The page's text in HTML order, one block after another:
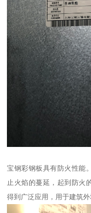
宝钢彩钢板具有防火性能
止火焰的蔓延，起到防火
得到广泛应用，用于建筑